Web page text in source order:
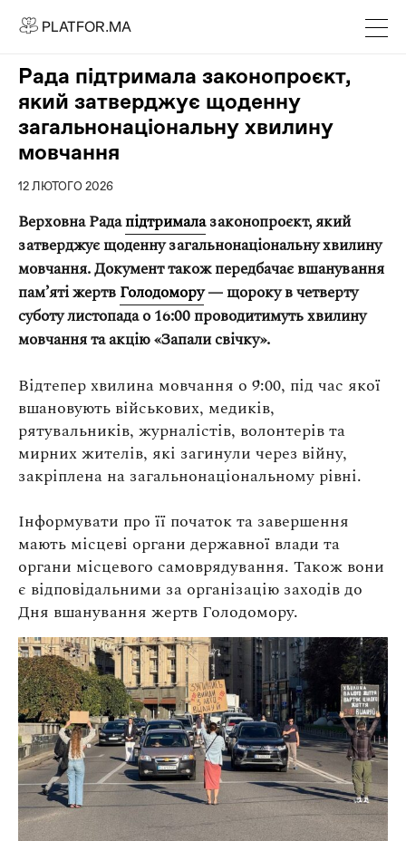
PLATFOR.MA
PLATFOR.MA
Контакти
МЕДІА
Спецпроєкти
Редакційна політика
АГЕНЦІЯ
Про агенцію
Кейси
Каталог
Оплата та доставка
Повернення та обмін
Публічна оферта
КРЕЗЮМЕ
Про сервіс
Рада підтримала законопроєкт,
який затверджує щоденну
загальнонаціональну хвилину
мовчання
12 ЛЮТОГО 2026
Верховна Радапідтрималазаконопроєкт, який
затверджує щоденну загальнонаціональну хвилину
мовчання. Документ також передбачає вшанування
памʼяті жертвГолодомору— щороку в четверту
суботу листопада о 16:00 проводитимуть хвилину
мовчання та акцію «Запали свічку».
Відтепер хвилина мовчання о 9:00, під час якої
вшановують військових, медиків,
рятувальників, журналістів, волонтерів та
мирних жителів, які загинули через війну,
закріплена на загальнонаціональному рівні.
Інформувати про її початок та завершення
мають місцеві органи державної влади та
органи місцевого самоврядування. Також вони
є відповідальними за організацію заходів до
Дня вшанування жертв Голодомору.